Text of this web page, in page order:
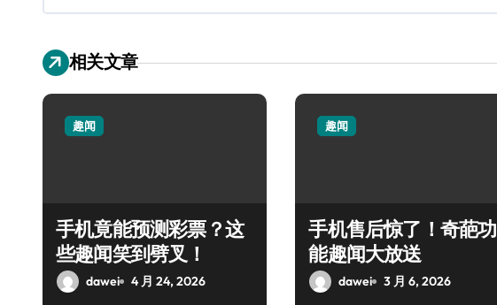
相关文章
趣闻
手机竟能预测彩票？这
些趣闻笑到劈叉！
dawei 4 月 24, 2026
趣闻
手机售后惊了！奇葩功
能趣闻大放送
dawei 3 月 6, 2026